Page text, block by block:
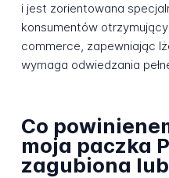
i jest zorientowana
konsumentów
commerce, zapewniając
wymaga odwiedzania
Co
moja paczka
zagubiona